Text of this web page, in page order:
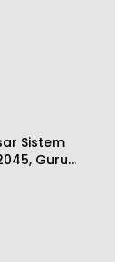
Sistem
Guru
Persen